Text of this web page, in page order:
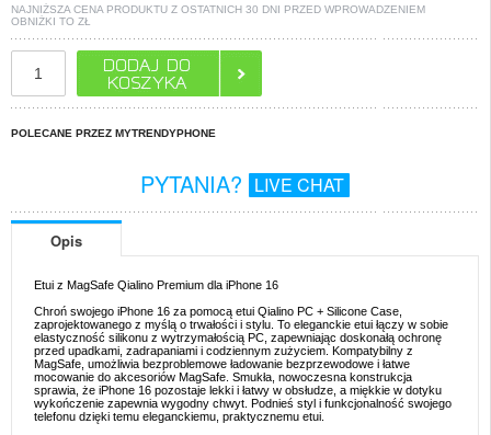
NAJNIŻSZA CENA PRODUKTU Z OSTATNICH 30 DNI PRZED WPROWADZENIEM
OBNIŻKI TO ZŁ
POLECANE PRZEZ MYTRENDYPHONE
PYTANIA? LIVE CHAT
Opis
Etui z MagSafe Qialino Premium dla iPhone 16
Chroń swojego iPhone 16 za pomocą etui Qialino PC + Silicone Case,
zaprojektowanego z myślą o trwałości i stylu. To eleganckie etui łączy w sobie
elastyczność silikonu z wytrzymałością PC, zapewniając doskonałą ochronę
przed upadkami, zadrapaniami i codziennym zużyciem. Kompatybilny z
MagSafe, umożliwia bezproblemowe ładowanie bezprzewodowe i łatwe
mocowanie do akcesoriów MagSafe. Smukła, nowoczesna konstrukcja
sprawia, że iPhone 16 pozostaje lekki i łatwy w obsłudze, a miękkie w dotyku
wykończenie zapewnia wygodny chwyt. Podnieś styl i funkcjonalność swojego
telefonu dzięki temu eleganckiemu, praktycznemu etui.